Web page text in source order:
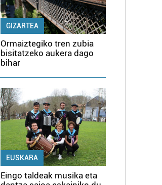
GIZARTEA
Ormaiztegiko tren zubia
bisitatzeko aukera dago
bihar
EUSKARA
Eingo taldeak musika eta